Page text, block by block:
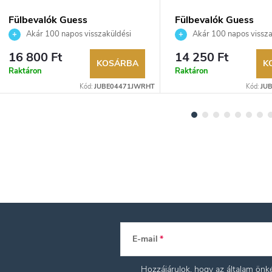
Fülbevalók Guess
JUBE04471JWRHT
Akár 100 napos visszaküldési
lehetőség. Hivatalos márkakereskedő.
16 800 Ft
Raktáron
KOSÁRBA
Kód: JUBE04471JWRHT
Fülbevalók Guess
JUBE06210JWRHT
Akár 100 napos
lehetőség. Hivatalos
14 250 Ft
Raktáron
Kód:
E-mail
Hozzájárulok, hogy az általam